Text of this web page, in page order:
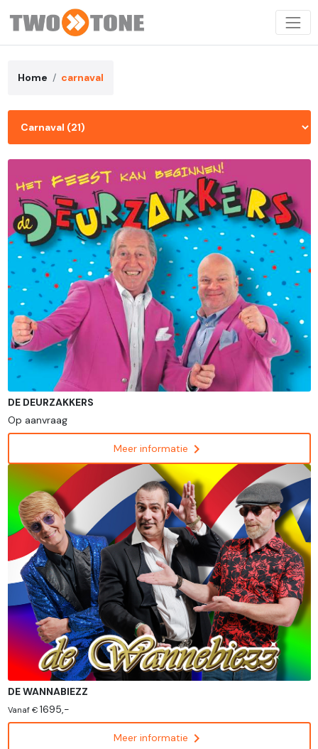
Home carnaval
DE DEURZAKKERS
Op aanvraag
Meer informatie chevron_right
DE WANNABIEZZ
Vanaf € 1695,-
Meer informatie chevron_right